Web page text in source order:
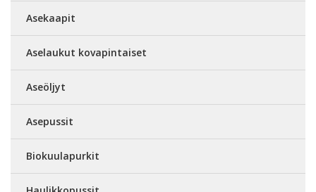
Asekaapit
Aselaukut kovapintaiset
Aseöljyt
Asepussit
Biokuulapurkit